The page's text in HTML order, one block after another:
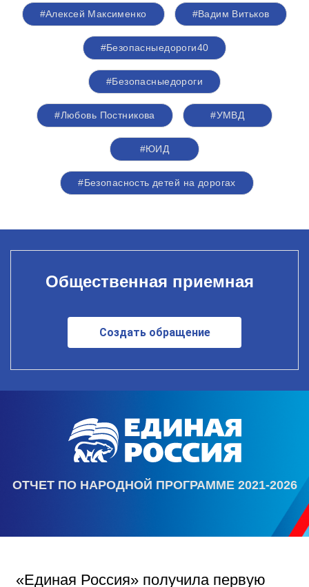
#Алексей Максименко #Вадим Витьков
#Безопасныедороги40
#Безопасныедороги
#Любовь Постникова #УМВД
#ЮИД
#Безопасность детей на дорогах
Общественная приемная
Создать обращение
ОТЧЕТ ПО НАРОДНОЙ ПРОГРАММЕ 2021-2026
«Единая Россия» получила первую